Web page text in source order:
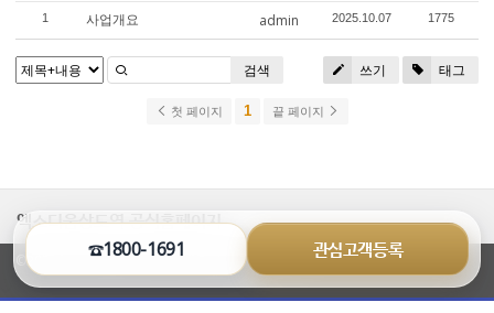
1 사업개요 admin 2025.10.07 1775
쓰기 태그
검색
첫 페이지 1 끝 페이지
엑소디움상도역 공식홈페이지
©2026 bestsunglass.co.kr All Rights Reserved.
☎1800-1691 관심고객등록